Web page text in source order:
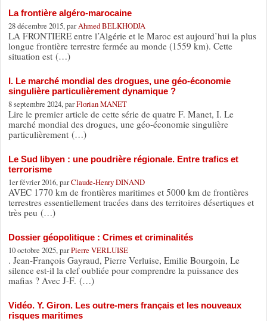
La frontière algéro-marocaine
28 décembre 2015, parAhmed BELKHODJA
LA FRONTIERE entre l’Algérie et le Maroc est aujourd’hui la plus
longue frontière terrestre fermée au monde (1559 km). Cette
situation est (…)
I. Le marché mondial des drogues, une géo-économie
singulière particulièrement dynamique ?
8 septembre 2024, parFlorian MANET
Lire le premier article de cette série de quatre F. Manet, I. Le
marché mondial des drogues, une géo-économie singulière
particulièrement (…)
Le Sud libyen : une poudrière régionale. Entre trafics et
terrorisme
1er février 2016, parClaude-Henry DINAND
AVEC 1770 km de frontières maritimes et 5000 km de frontières
terrestres essentiellement tracées dans des territoires désertiques et
très peu (…)
Dossier géopolitique : Crimes et criminalités
10 octobre 2025, parPierre VERLUISE
. Jean-François Gayraud, Pierre Verluise, Emilie Bourgoin, Le
silence est-il la clef oubliée pour comprendre la puissance des
mafias ? Avec J-F. (…)
Vidéo. Y. Giron. Les outre-mers français et les nouveaux
risques maritimes